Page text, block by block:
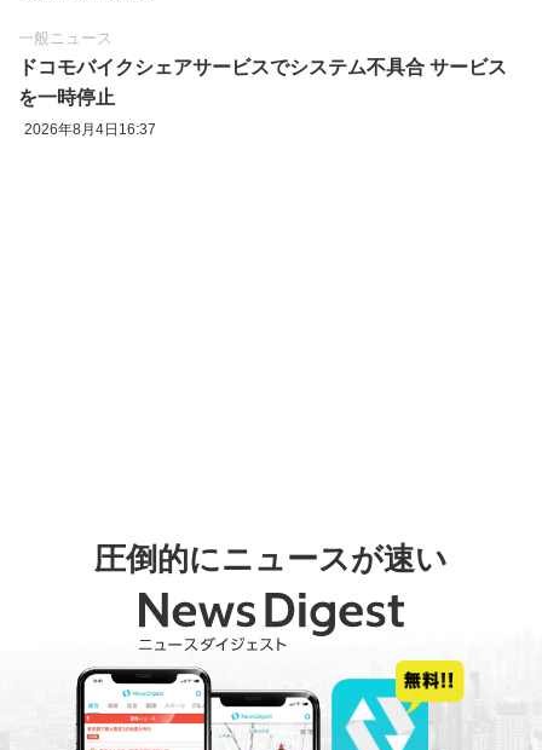
一般ニュース
ドコモバイクシェアサービスでシステム不具合 サービス
を一時停止
2026年8月4日16:37
圧倒的にニュースが速い